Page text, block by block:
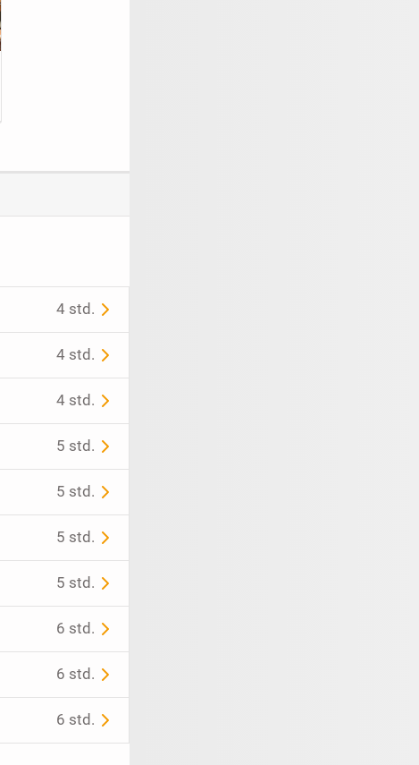
4 std.
4 std.
4 std.
5 std.
5 std.
5 std.
5 std.
6 std.
6 std.
6 std.